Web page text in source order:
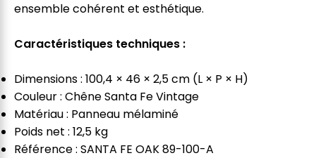
ensemble cohérent et esthétique.
Caractéristiques techniques :
Dimensions : 100,4 × 46 × 2,5 cm (L × P × H)
Couleur : Chêne Santa Fe Vintage
Matériau : Panneau mélaminé
Poids net : 12,5 kg
Référence : SANTA FE OAK 89-100-A